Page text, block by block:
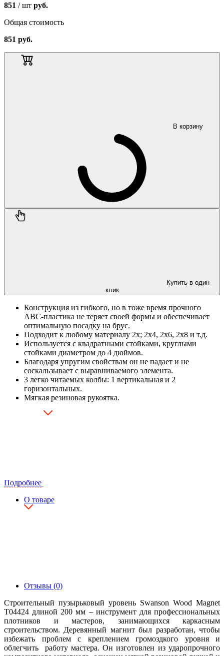
851 / шт руб.
Общая стоимость
851 руб.
В корзину
Купить в один
клик
Конструкция из гибкого, но в тоже время прочного
ABC-пластика не теряет своей формы и обеспечивает
оптимальную посадку на брус.
Подходит к любому материалу 2х; 2х4, 2х6, 2х8 и т.д.
Используется с квадратными стойками, круглыми
стойками диаметром до 4 дюймов.
Благодаря упругим свойствам он не падает и не
соскальзывает с выравниваемого элемента.
3 легко читаемых колбы: 1 вертикальная и 2
горизонтальных.
Мягкая резиновая рукоятка.
Подробнее
О товаре
Отзывы (0)
Строительный пузырьковый уровень Swanson Wood Magnet
T04424 длиной 200 мм – инструмент для профессиональных
плотников и мастеров, занимающихся каркасным
строительством. Деревянный магнит был разработан, чтобы
избежать проблем с креплением громоздкого уровня и
облегчить работу мастера. Он изготовлен из ударопрочного